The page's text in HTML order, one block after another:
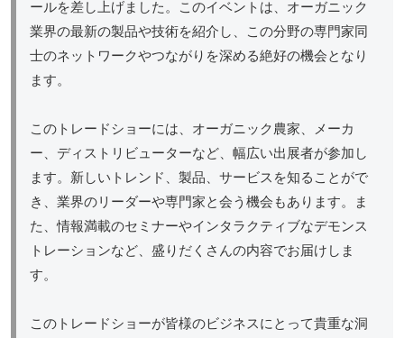
ールを差し上げました。このイベントは、オーガニック
業界の最新の製品や技術を紹介し、この分野の専門家同
士のネットワークやつながりを深める絶好の機会となり
ます。
このトレードショーには、オーガニック農家、メーカ
ー、ディストリビューターなど、幅広い出展者が参加し
ます。新しいトレンド、製品、サービスを知ることがで
き、業界のリーダーや専門家と会う機会もあります。ま
た、情報満載のセミナーやインタラクティブなデモンス
トレーションなど、盛りだくさんの内容でお届けしま
す。
このトレードショーが皆様のビジネスにとって貴重な洞